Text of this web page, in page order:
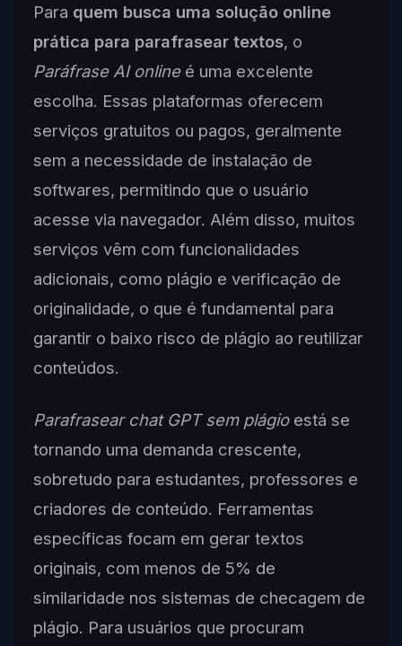
Para quem busca uma solução online
prática para parafrasear textos, o
Paráfrase AI onlineé uma excelente
escolha. Essas plataformas oferecem
serviços gratuitos ou pagos, geralmente
sem a necessidade de instalação de
softwares, permitindo que o usuário
acesse via navegador. Além disso, muitos
serviços vêm com funcionalidades
adicionais, como plágio e verificação de
originalidade, o que é fundamental para
garantir o baixo risco de plágio ao reutilizar
conteúdos.
Parafrasear chat GPT sem plágioestá se
tornando uma demanda crescente,
sobretudo para estudantes, professores e
criadores de conteúdo. Ferramentas
específicas focam em gerar textos
originais, com menos de 5% de
similaridade nos sistemas de checagem de
plágio. Para usuários que procuram